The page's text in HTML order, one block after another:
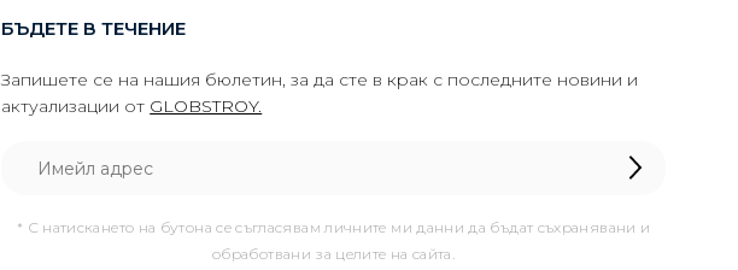
БЪДЕТЕ В ТЕЧЕНИЕ
Запишете се на нашия бюлетин, за да сте в крак с последните новини и
актуализации от GLOBSTROY.
* С натискането на бутона се съгласявам личните ми данни да бъдат съхранявани и
обработвани за целите на сайта.